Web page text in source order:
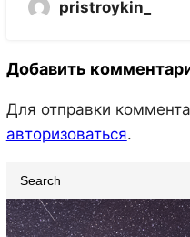
pristroykin_
Добавить
Для отправки
авторизоваться.
e
a